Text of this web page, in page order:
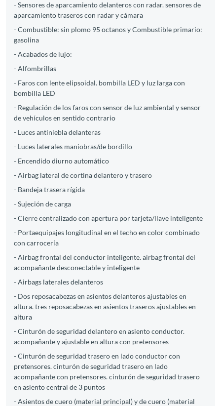
- Sensores de aparcamiento delanteros con radar. sensores de
aparcamiento traseros con radar y cámara
- Combustible: sin plomo 95 octanos y Combustible primario:
gasolina
- Acabados de lujo:
- Alfombrillas
- Faros con lente elipsoidal. bombilla LED y luz larga con
bombilla LED
- Regulación de los faros con sensor de luz ambiental y sensor
de vehículos en sentido contrario
- Luces antiniebla delanteras
- Luces laterales maniobras/de bordillo
- Encendido diurno automático
- Airbag lateral de cortina delantero y trasero
- Bandeja trasera rígida
- Sujeción de carga
- Cierre centralizado con apertura por tarjeta/llave inteligente
- Portaequipajes longitudinal en el techo en color combinado
con carrocería
- Airbag frontal del conductor inteligente. airbag frontal del
acompañante desconectable y inteligente
- Airbags laterales delanteros
- Dos reposacabezas en asientos delanteros ajustables en
altura. tres reposacabezas en asientos traseros ajustables en
altura
- Cinturón de seguridad delantero en asiento conductor.
acompañante y ajustable en altura con pretensores
- Cinturón de seguridad trasero en lado conductor con
pretensores. cinturón de seguridad trasero en lado
acompañante con pretensores. cinturón de seguridad trasero
en asiento central de 3 puntos
- Asientos de cuero (material principal) y de cuero (material